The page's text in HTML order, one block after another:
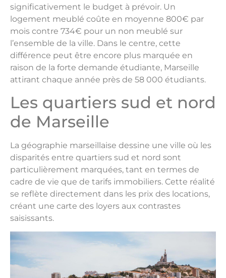
significativement le budget à prévoir. Un
logement meublé coûte en moyenne 800€ par
mois contre 734€ pour un non meublé sur
l’ensemble de la ville. Dans le centre, cette
différence peut être encore plus marquée en
raison de la forte demande étudiante, Marseille
attirant chaque année près de 58 000 étudiants.
Les quartiers sud et nord
de Marseille
La géographie marseillaise dessine une ville où les
disparités entre quartiers sud et nord sont
particulièrement marquées, tant en termes de
cadre de vie que de tarifs immobiliers. Cette réalité
se reflète directement dans les prix des locations,
créant une carte des loyers aux contrastes
saisissants.